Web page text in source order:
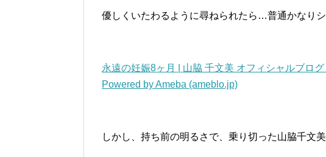
優しくいたわるように尋ねられたら…普通かなり
永遠の妊娠8ヶ月 | 山脇 千文美 オフィシャルブロ
Powered by Ameba (ameblo.jp)
しかし、持ち前の明るさで、乗り切った山脇千文美